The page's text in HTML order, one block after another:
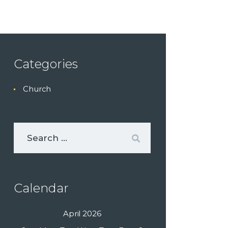
Categories
Church
Calendar
April 2026